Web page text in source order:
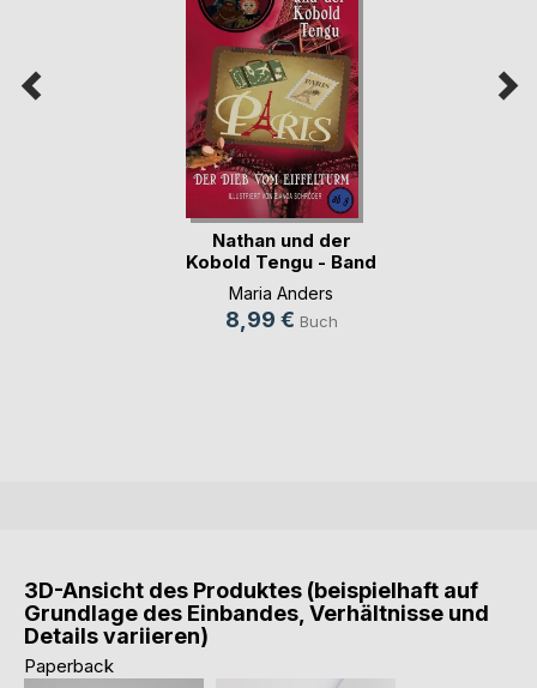
Nathan und der
Kobold Tengu - Band
2
Maria Anders
8,99 € Buch
3D-Ansicht des Produktes (beispielhaft auf
Grundlage des Einbandes, Verhältnisse und
Details variieren)
Paperback